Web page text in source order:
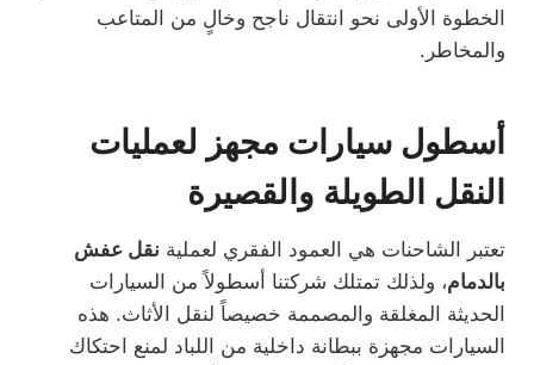
الخطوة الأولى نحو انتقال ناجح وخالٍ من المتاعب
والمخاطر.
أسطول سيارات مجهز لعمليات
النقل الطويلة والقصيرة
تعتبر الشاحنات هي العمود الفقري لعملية نقل عفش
بالدمام، ولذلك تمتلك شركتنا أسطولاً من السيارات
الحديثة المغلقة والمصممة خصيصاً لنقل الأثاث. هذه
السيارات مجهزة ببطانة داخلية من اللباد لمنع احتكاك